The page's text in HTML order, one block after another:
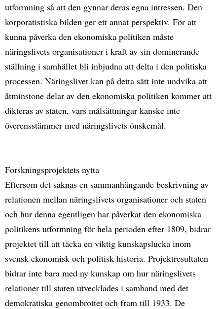
utformning så att den gynnar deras egna intressen. Den
korporatistiska bilden ger ett annat perspektiv. För att
kunna påverka den ekonomiska politiken måste
näringslivets organisationer i kraft av sin dominerande
ställning i samhället bli inbjudna att delta i den politiska
processen. Näringslivet kan på detta sätt inte undvika att
åtminstone delar av den ekonomiska politiken kommer att
dikteras av staten, vars målsättningar kanske inte
överensstämmer med näringslivets önskemål.
Forskningsprojektets nytta
Eftersom det saknas en sammanhängande beskrivning av
relationen mellan näringslivets organisationer och staten
och hur denna egentligen har påverkat den ekonomiska
politikens utformning för hela perioden efter 1809, bidrar
projektet till att täcka en viktig kunskapslucka inom
svensk ekonomisk och politisk historia. Projektresultaten
bidrar inte bara med ny kunskap om hur näringslivets
relationer till staten utvecklades i samband med det
demokratiska genombrottet och fram till 1933. De